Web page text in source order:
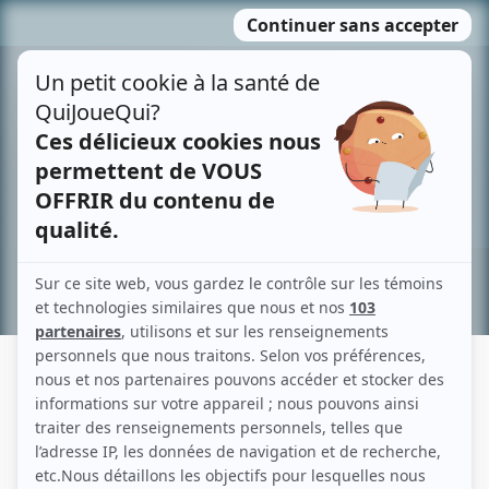
MENU
contenu
Recherche avancée »
NICOLAS LEMAY
Liens
Fiche de Nicolas Lemay sur Showbizz.net